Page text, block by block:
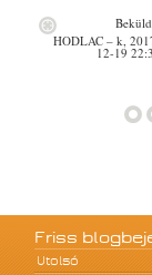
HODLAC– k,
12-19
Friss
Utolsó